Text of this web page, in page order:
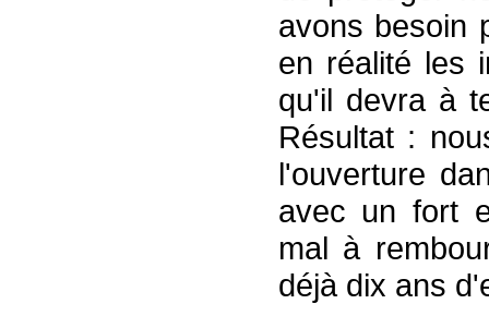
avons besoin
en réalité les
qu'il devra à
Résultat :
l'ouverture
avec un fort
mal à
déjà dix ans